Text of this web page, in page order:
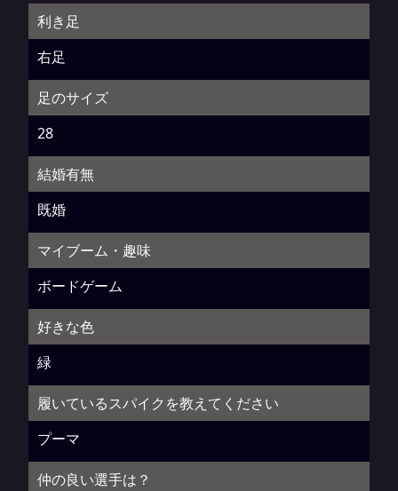
利き足
右足
足のサイズ
28
結婚有無
既婚
マイブーム・趣味
ボードゲーム
好きな色
緑
履いているスパイクを教えてください
プーマ
仲の良い選手は？